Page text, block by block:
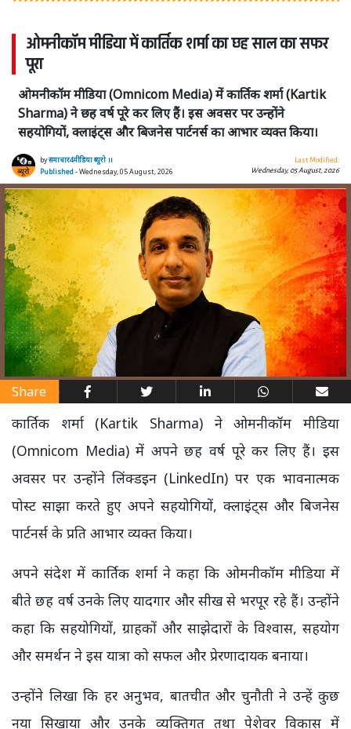
ओमनीकॉम मीडिया में कार्तिक शर्मा का छह साल का सफर
पूरा
ओमनीकॉम मीडिया (Omnicom Media) में कार्तिक शर्मा (Kartik
Sharma) ने छह वर्ष पूरे कर लिए हैं। इस अवसर पर उन्होंने
सहयोगियों, क्लाइंट्स और बिजनेस पार्टनर्स का आभार व्यक्त किया।
byसमाचार4मीडिया ब्यूरो ।।
Published- Wednesday, 05 August, 2026
Last Modified:
Wednesday, 05 August, 2026
Share
कार्तिक शर्मा (Kartik Sharma) ने ओमनीकॉम मीडिया
(Omnicom Media) में अपने छह वर्ष पूरे कर लिए हैं। इस
अवसर पर उन्होंने लिंक्डइन (LinkedIn) पर एक भावनात्मक
पोस्ट साझा करते हुए अपने सहयोगियों, क्लाइंट्स और बिजनेस
पार्टनर्स के प्रति आभार व्यक्त किया।
अपने संदेश में कार्तिक शर्मा ने कहा कि ओमनीकॉम मीडिया में
बीते छह वर्ष उनके लिए यादगार और सीख से भरपूर रहे हैं। उन्होंने
कहा कि सहयोगियों, ग्राहकों और साझेदारों के विश्वास, सहयोग
और समर्थन ने इस यात्रा को सफल और प्रेरणादायक बनाया।
उन्होंने लिखा कि हर अनुभव, बातचीत और चुनौती ने उन्हें कुछ
नया सिखाया और उनके व्यक्तिगत तथा पेशेवर विकास में